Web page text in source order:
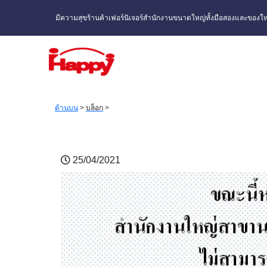
มีความสุขร้านค้าเฟอร์นิเจอร์สำนักงานขนาดใหญ่ทั้งมือสองและของใ
ด้านบน > บล็อก >
25/04/2021